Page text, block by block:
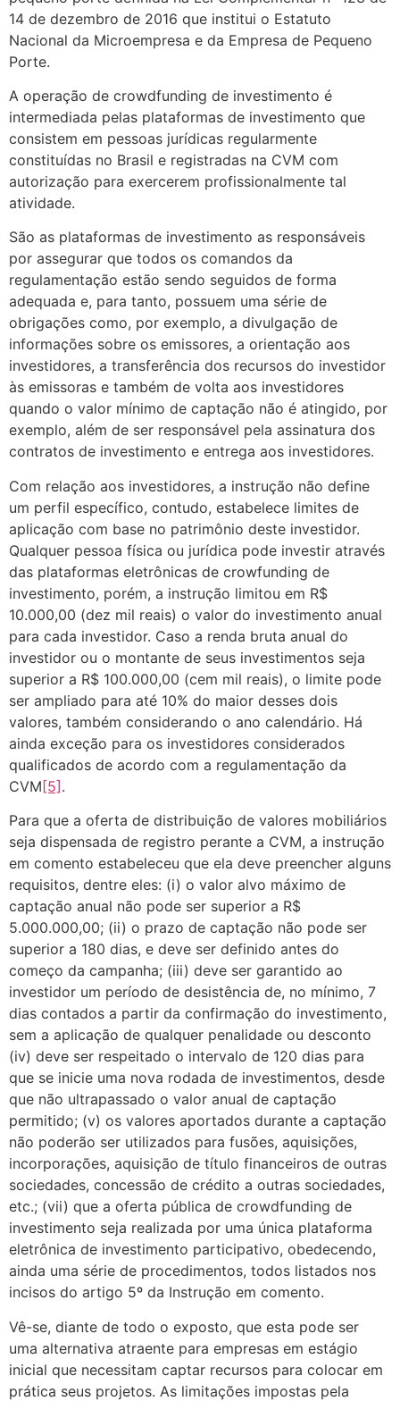
14 de dezembro de 2016 que institui o Estatuto
Nacional da Microempresa e da Empresa de Pequeno
Porte.
A operação de crowdfunding de investimento é
intermediada pelas plataformas de investimento que
consistem em pessoas jurídicas regularmente
constituídas no Brasil e registradas na CVM com
autorização para exercerem profissionalmente tal
atividade.
São as plataformas de investimento as responsáveis
por assegurar que todos os comandos da
regulamentação estão sendo seguidos de forma
adequada e, para tanto, possuem uma série de
obrigações como, por exemplo, a divulgação de
informações sobre os emissores, a orientação aos
investidores, a transferência dos recursos do investidor
às emissoras e também de volta aos investidores
quando o valor mínimo de captação não é atingido, por
exemplo, além de ser responsável pela assinatura dos
contratos de investimento e entrega aos investidores.
Com relação aos investidores, a instrução não define
um perfil específico, contudo, estabelece limites de
aplicação com base no patrimônio deste investidor.
Qualquer pessoa física ou jurídica pode investir através
das plataformas eletrônicas de crowfunding de
investimento, porém, a instrução limitou em R$
10.000,00 (dez mil reais) o valor do investimento anual
para cada investidor. Caso a renda bruta anual do
investidor ou o montante de seus investimentos seja
superior a R$ 100.000,00 (cem mil reais), o limite pode
ser ampliado para até 10% do maior desses dois
valores, também considerando o ano calendário. Há
ainda exceção para os investidores considerados
qualificados de acordo com a regulamentação da
CVM[5].
Para que a oferta de distribuição de valores mobiliários
seja dispensada de registro perante a CVM, a instrução
em comento estabeleceu que ela deve preencher alguns
requisitos, dentre eles: (i) o valor alvo máximo de
captação anual não pode ser superior a R$
5.000.000,00; (ii) o prazo de captação não pode ser
superior a 180 dias, e deve ser definido antes do
começo da campanha; (iii) deve ser garantido ao
investidor um período de desistência de, no mínimo, 7
dias contados a partir da confirmação do investimento,
sem a aplicação de qualquer penalidade ou desconto
(iv) deve ser respeitado o intervalo de 120 dias para
que se inicie uma nova rodada de investimentos, desde
que não ultrapassado o valor anual de captação
permitido; (v) os valores aportados durante a captação
não poderão ser utilizados para fusões, aquisições,
incorporações, aquisição de título financeiros de outras
sociedades, concessão de crédito a outras sociedades,
etc.; (vii) que a oferta pública de crowdfunding de
investimento seja realizada por uma única plataforma
eletrônica de investimento participativo, obedecendo,
ainda uma série de procedimentos, todos listados nos
incisos do artigo 5º da Instrução em comento.
Vê-se, diante de todo o exposto, que esta pode ser
uma alternativa atraente para empresas em estágio
inicial que necessitam captar recursos para colocar em
prática seus projetos. As limitações impostas pela